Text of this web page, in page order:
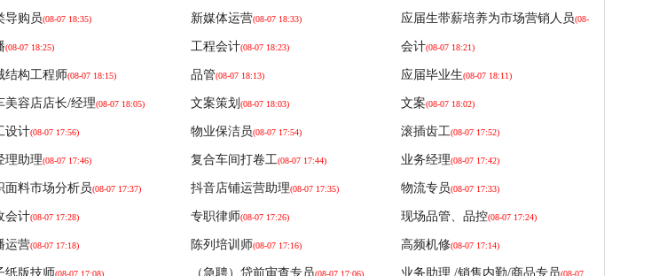
的简历
梅 的简历
的简历
煌 的简历
理 (08-07 18:41)
导购员(08-07 18:35) 新媒体运营(08-07 18:33) 应届生带薪培养为市场营销人员(08-
07 18:31)
(08-07 18:25) 工程会计(08-07 18:23) 会计(08-07 18:21)
结构工程师(08-07 18:15) 品管(08-07 18:13) 应届毕业生(08-07 18:11)
美容店店长/经理(08-07 18:05) 文案策划 (08-07 18:03) 文案(08-07 18:02)
设计(08-07 17:56) 物业保洁员(08-07 17:54) 滚插齿工(08-07 17:52)
理助理(08-07 17:46) 复合车间打卷工(08-07 17:44) 业务经理(08-07 17:42)
面料市场分析员(08-07 17:37) 抖音店铺运营助理(08-07 17:35) 物流专员(08-07 17:33)
会计(08-07 17:28) 专职律师(08-07 17:26) 现场品管、品控(08-07 17:24)
运营(08-07 17:18) 陈列培训师(08-07 17:16) 高频机修(08-07 17:14)
纸版技师(08-07 17:08) （急聘）贷前审查专员(08-07 17:06) 业务助理 /销售内勤/商品专员(08-07